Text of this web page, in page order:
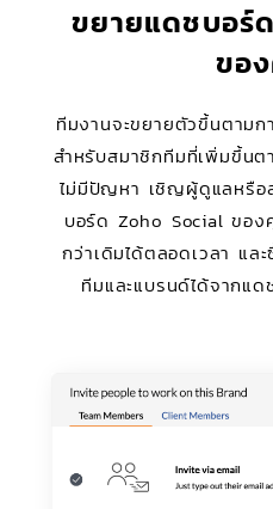
ขยายแดชบอร์
ขอ
ทีมงานจะขยายตัวขึ้นตาม
สำหรับสมาชิกทีมที่เพิ่มขึ้นต
ไม่มีปัญหา เชิญผู้ดูแลหรือ
บอร์ด Zoho Social ขอ
กว่าเดิมได้ตลอดเวลา แล
ทีมและแบรนด์ได้จากแ